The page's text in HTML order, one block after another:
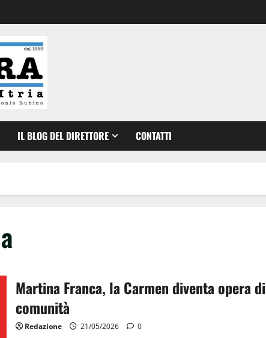
IL BLOG DEL DIRETTORE CONTATTI
Martina Franca, la Carmen diventa opera di
comunità
Redazione 21/05/2026 0